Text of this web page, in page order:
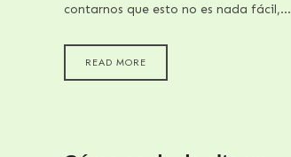
contarnos que esto no es nada fácil,…
READ MORE